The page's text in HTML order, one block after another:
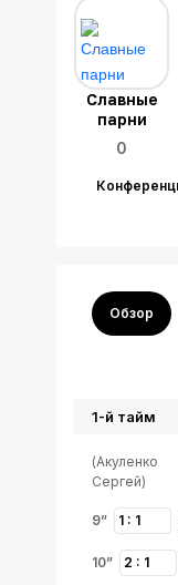
Славные
парни
0
Обзор
(Акуленко
Сергей)
9” 1 : 1
10”
2 : 1
1-й тайм